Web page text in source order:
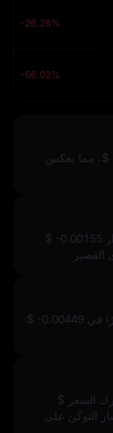
-26.26%
-66.02%
$، مما يعكس
$ -0.00155
$ -0.00449
$
التوكن على